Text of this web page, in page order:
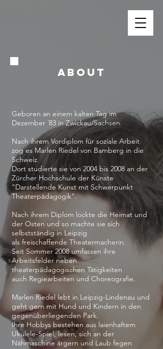
ABOUT
Geboren an einem kalten Tag im
Dezember ´83 in Zwickau/Sachsen.
Nach ihrem Vordiplom für soziale Arbeit
zog es Marlen Riedel von Bamberg in die
Schweiz.
Dort studierte sie von 2004 bis 2008 an der
Zürcher Hochschule der Künste
"Darstellende Kunst mit Schwerpunkt
Theaterpädagogik".
Nach ihrem Diplom lockte die Heimat und
der Osten und so machte sie sich
selbstständigin Leipzig
als freischaffende Theatermacherin.
Seit Sommer 2008 umfassen ihre
Arbeitsfelder neben
theaterpädagogischen Tätigkeiten
auch Regiearbeiten und Choreografie.
Marlen Riedel lebt in Leipzig-Lindenau und
geht gern mit Hund und Kindern in den
gegenüberliegenden Park.
Ihre Hobbys bestehen aus laienhaftem
Ukulele-Spiel, lesen, sich an der
Nähmaschine ärgern und Laub fegen